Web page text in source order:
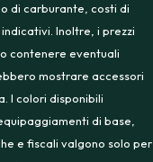
di carburante, costi di
Inoltre, i prezzi
contenere eventuali
mostrare accessori
I colori disponibili
di base,
e fiscali valgono solo per